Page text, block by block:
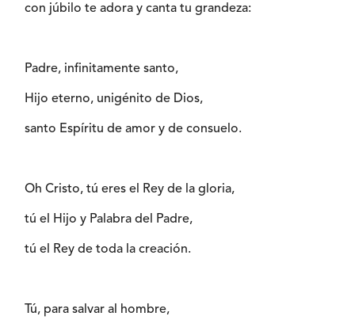
con júbilo te adora y canta tu grandeza:
Padre, infinitamente santo,
Hijo eterno, unigénito de Dios,
santo Espíritu de amor y de consuelo.
Oh Cristo, tú eres el Rey de la gloria,
tú el Hijo y Palabra del Padre,
tú el Rey de toda la creación.
Tú, para salvar al hombre,